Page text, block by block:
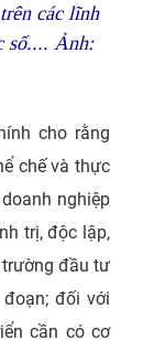
các lĩnh
số.... Ảnh:
cho rằng
chế và thực
nghiệp
trị, độc lập,
đầu tư
đối với
cần có cơ